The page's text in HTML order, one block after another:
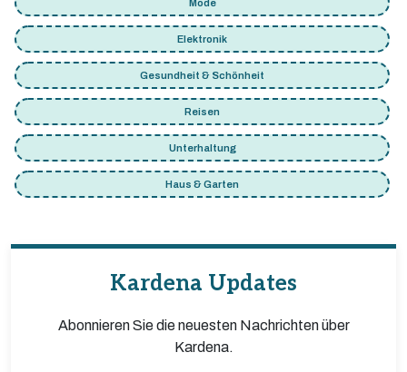
Mode
Elektronik
Gesundheit & Schönheit
Reisen
Unterhaltung
Haus & Garten
Kardena Updates
Abonnieren Sie die neuesten Nachrichten über
Kardena.